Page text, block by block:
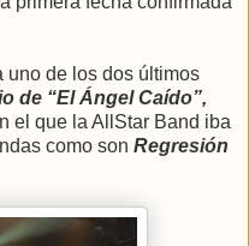
uno de los dos últimos
de “El Ángel Caído”,
el que la AllStar Band iba
como son Regresión